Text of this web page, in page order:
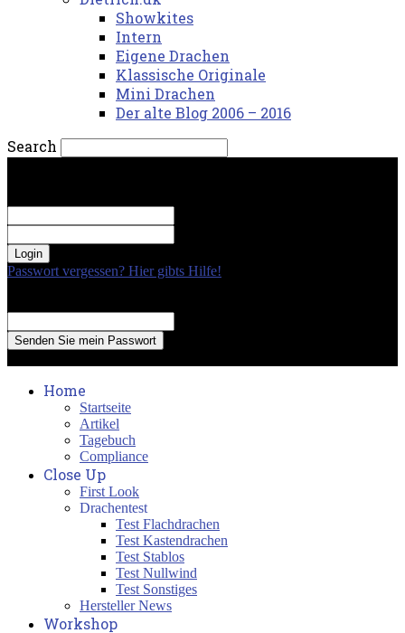
Showkites
Intern
Eigene Drachen
Klassische Originale
Mini Drachen
Der alte Blog 2006 – 2016
Search
Passwort vergessen? Hier gibts Hilfe!
Home
Startseite
Artikel
Tagebuch
Compliance
Close Up
First Look
Drachentest
Test Flachdrachen
Test Kastendrachen
Test Stablos
Test Nullwind
Test Sonstiges
Hersteller News
Workshop